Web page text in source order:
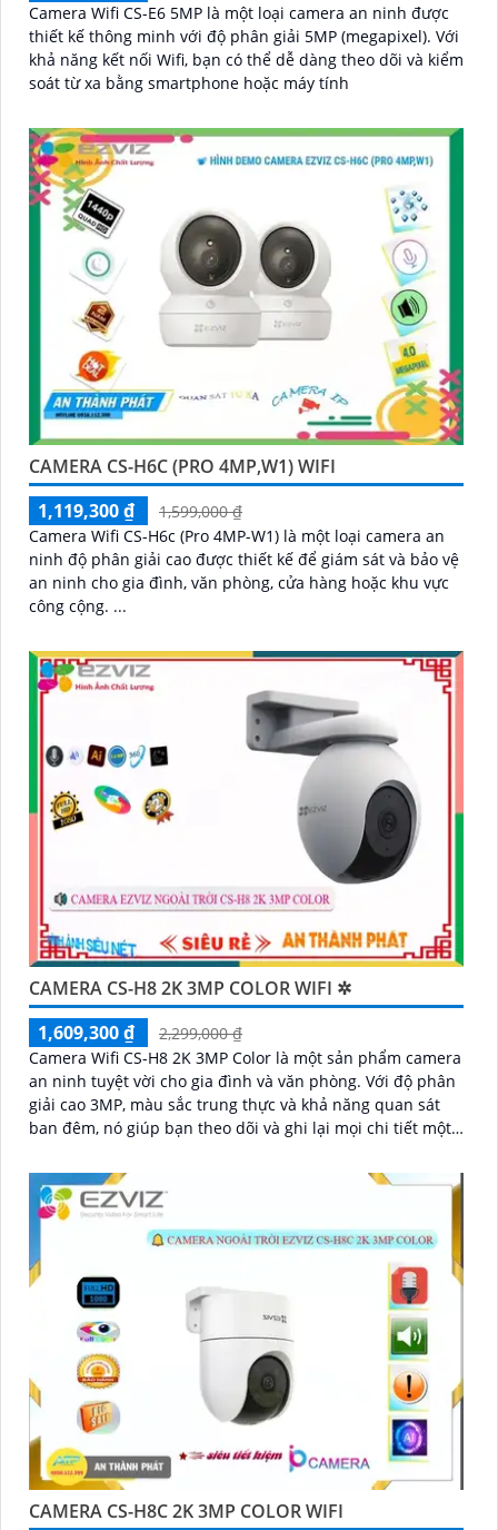
Camera Wifi CS-E6 5MP là một loại camera an ninh được
thiết kế thông minh với độ phân giải 5MP (megapixel). Với
khả năng kết nối Wifi, bạn có thể dễ dàng theo dõi và kiểm
soát từ xa bằng smartphone hoặc máy tính
CAMERA CS-H6C (PRO 4MP,W1) WIFI
1,119,300 ₫
1,599,000 ₫
Camera Wifi CS-H6c (Pro 4MP-W1) là một loại camera an
ninh độ phân giải cao được thiết kế để giám sát và bảo vệ
an ninh cho gia đình, văn phòng, cửa hàng hoặc khu vực
công cộng. ...
CAMERA CS-H8 2K 3MP COLOR WIFI ✲
1,609,300 ₫
2,299,000 ₫
Camera Wifi CS-H8 2K 3MP Color là một sản phẩm camera
an ninh tuyệt vời cho gia đình và văn phòng. Với độ phân
giải cao 3MP, màu sắc trung thực và khả năng quan sát
ban đêm, nó giúp bạn theo dõi và ghi lại mọi chi tiết một
CAMERA CS-H8C 2K 3MP COLOR WIFI